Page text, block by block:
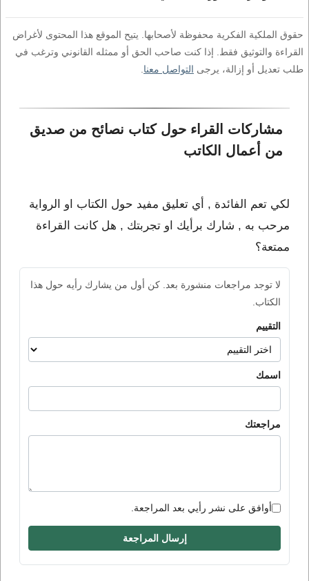
حقوق الملكية الفكرية محفوظة لأصحابها. يتيح الموقع هذا المحتوى لأغراض
القراءة والتوثيق فقط. إذا كنت صاحب الحق أو ممثله القانوني وترغب في
طلب تعديل أو إزالة، يرجى التواصل معنا
مشاركات القراء حول كتاب نصائح من صديق
من أعمال الكاتب
لكي تعم الفائدة , أي تعليق مفيد حول الكتاب او الرواية
مرحب به , شارك برأيك او تجربتك , هل كانت القراءة
ممتعة؟
لا توجد مراجعات منشورة بعد. كن أول من يشارك رأيه حول هذا
الكتاب.
التقييم
اسمك
مراجعتك
أوافق على نشر رأيي بعد المراجعة.
إرسال المراجعة